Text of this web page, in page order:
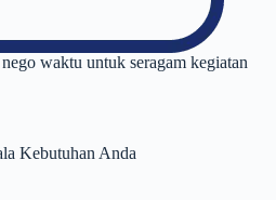
waktu untuk seragam kegiatan
Kebutuhan Anda